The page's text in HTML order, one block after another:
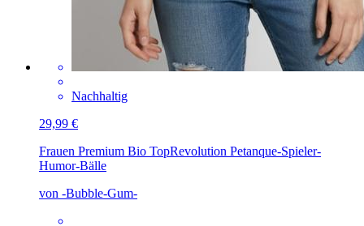
Nachhaltig
29,99 €
Frauen Premium Bio TopRevolution Petanque-Spieler-
Humor-Bälle
von -Bubble-Gum-